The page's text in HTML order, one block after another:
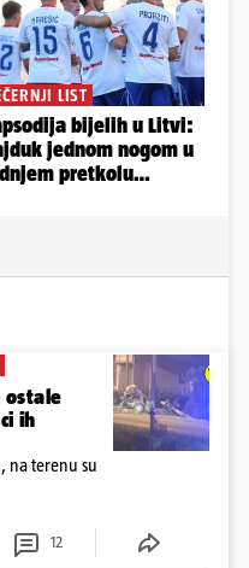
ostale
ih
na terenu su
12